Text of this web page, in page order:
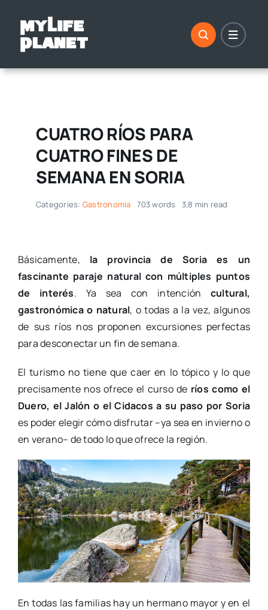
contenido
CUATRO RÍOS PARA
CUATRO FINES DE
SEMANA EN SORIA
Categories: Gastronomía 703 words 3,8 min read
Básicamente, la provincia de Soria es un
fascinante paraje natural con múltiples puntos
de interés. Ya sea con intención cultural,
gastronómica o natural, o todas a la vez, algunos
de sus ríos nos proponen excursiones perfectas
para desconectar un fin de semana.
El turismo no tiene que caer en lo tópico y lo que
precisamente nos ofrece el curso de ríos como el
Duero, el Jalón o el Cidacos a su paso por Soria
es poder elegir cómo disfrutar –ya sea en invierno o
en verano– de todo lo que ofrece la región.
En todas las familias hay un hermano mayor y en el